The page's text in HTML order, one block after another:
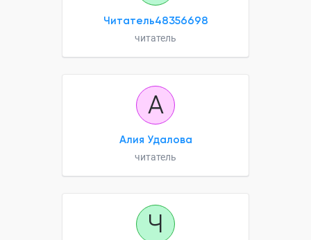
Читатель48356698
читатель
А
Алия Удалова
читатель
Ч